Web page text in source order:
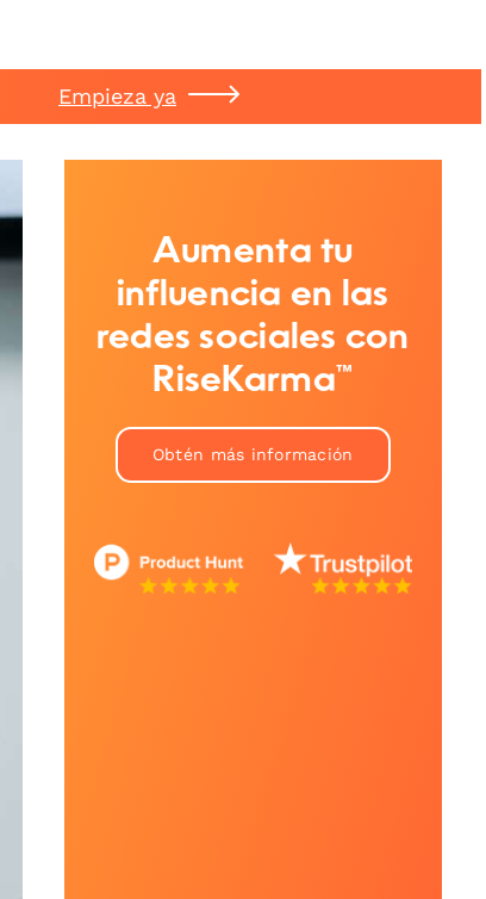
Empieza ya
Aumenta tu
influencia en las
redes sociales con
RiseKarma™
Obtén más información